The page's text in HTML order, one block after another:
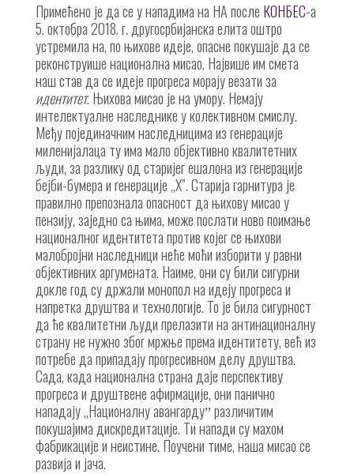
Примећено је да се у нападима на НА после КОНБЕС-а
5. октобра 2018. г. другосрбијанска елита оштро
устремила на, по њихове идеје, опасне покушаје да се
реконструише национална мисао. Највише им смета
наш став да се идеје прогреса морају везати за
идентитет. Њихова мисао је на умору. Немају
интелектуалне наследнике у колективном смислу.
Међу појединачним наследницима из генерације
миленијалаца ту има мало објективно квалитетних
људи, за разлику од старијег ешалона из генерације
бејби-бумера и генерације „X”. Старија гарнитура је
правилно препознала опасност да њихову мисао у
пензију, заједно са њима, може послати ново поимање
националног идентитета против којег се њихови
малобројни наследници неће моћи изборити у равни
објективних аргумената. Наиме, они су били сигурни
докле год су држали монопол на идеју прогреса и
напретка друштва и технологије. То је била сигурност
да ће квалитетни људи прелазити на антинационалну
страну не нужно због мржње према идентитету, већ из
потребе да припадају прогресивном делу друштва.
Сада, када национална страна даје перспективу
прогреса и друштвене афирмације, они панично
нападају „Националну авангардуˮ различитим
покушајима дискредитације. Ти напади су махом
фабрикације и неистине. Поучени тиме, наша мисао се
развија и јача.